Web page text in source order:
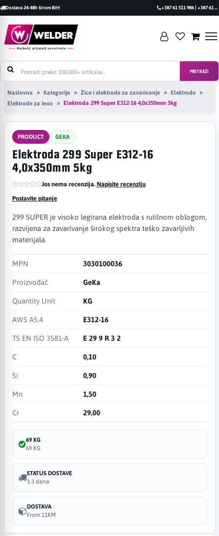
Dostava 24-48h širom BiH +387 61 511 986 | +387 61 493 470
PRETRAŽI
Naslovna Kategorije Žice i elektrode za zavarivanje
Elektrode
Elektrode za inox
Elektroda 299 Super E312-16 4,0x350mm 5kg
PRODUCT GEKA
Elektroda 299 Super E312-16
4,0x350mm 5kg
Jos nema recenzija.|Napisite recenziju
Postavite pitanje
299 SUPER je visoko legirana elektroda s rutilnom oblogom,
razvijena za zavarivanje širokog spektra teško zavarljivih
materijala.
MPN 3030100036
Proizvođač GeKa
Quantity Unit KG
AWS A5.4 E312-16
TS EN ISO 3581-A E 29 9 R 3 2​
C 0,10
Si 0,90
Mn 1,50
Cr 29,00
69 KG
69 KG
STATUS DOSTAVE
1-3 dana
DOSTAVA
From 11KM